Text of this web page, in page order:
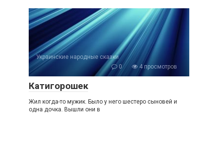
Украинские народные сказки
0
4 просмотров
Катигорошек
Жил когда-то мужик. Было у него шестеро сыновей и
одна дочка. Вышли они в